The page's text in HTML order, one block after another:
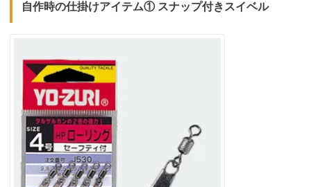
自作時の仕掛けアイテム① スナップ付きスイベル